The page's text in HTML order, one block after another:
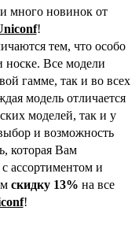
много новинок от
!
тем, что особо
Все модели
гамме, так и во всех
модель отличается
моделей, так и у
и возможность
которая Вам
ассортиментом и
скидку 13% на все
!